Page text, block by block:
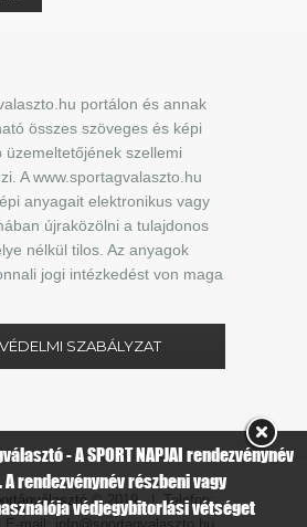
portálon és annak
összes szöveges és képi
üzemeltetőjének szellemi
A www.sportagvalaszto.hu
anyagait elektronikus vagy
újraközölni a tulajdonos
nélkül tilos. Az anyagok
jogi intézkedést von maga
SZABÁLYZAT
© 2019 | Telefon:
- A SPORT NAPJAI rendezvénynév
A rendezvénynév részbeni vagy
védjegybitorlási vétséget